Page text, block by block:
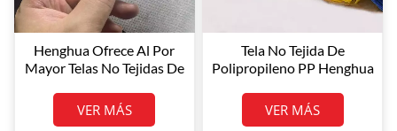
Henghua Ofrece Al Por
Mayor Telas No Tejidas De
Alta Calidad De 80 G/m²,
Fabricadas Con Tecnología
VER MÁS
Tela No Tejida De
Polipropileno PP Henghua
Tela No Tejida
VER MÁS